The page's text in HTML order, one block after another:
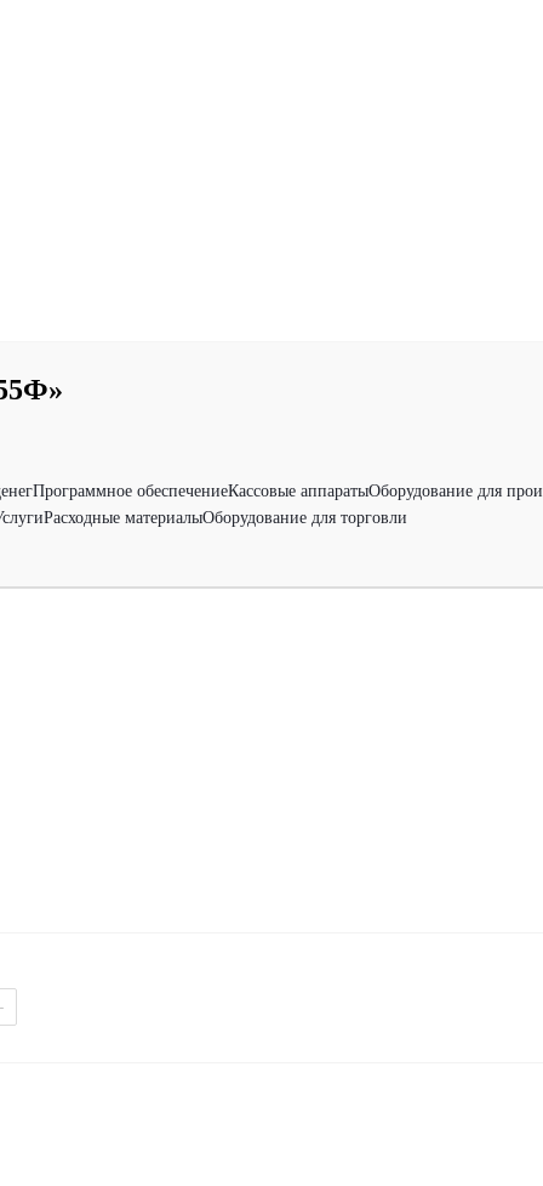
Программное обеспечениеКассовые аппаратыОборудование для
Расходные материалыОборудование для торговли
-